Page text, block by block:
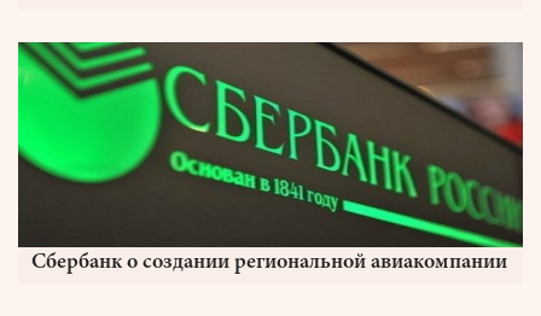
Сбербанк о создании региональной авиакомпании